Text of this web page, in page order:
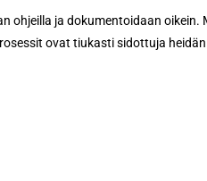
ohjeilla ja dokumentoidaan oikein.
ovat tiukasti sidottuja heidän